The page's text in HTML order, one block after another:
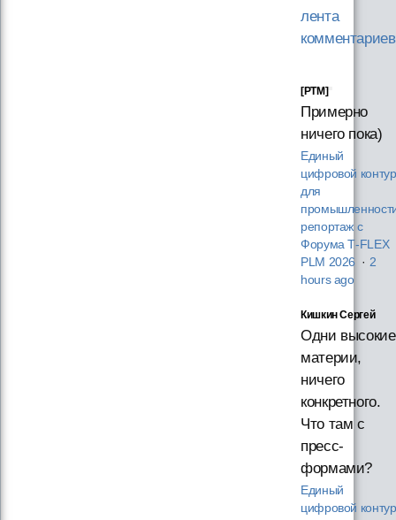
лента
комментариев
[PTM]
Примерно
ничего пока)
Единый
цифровой контур
для
репортаж с
Форума T‑FLEX
PLM 2026 · 2
hours ago
Кишкин Сергей
Одни высокие
материи,
ничего
конкретного.
Что там с
пресс-
формами?
Единый
цифровой контур